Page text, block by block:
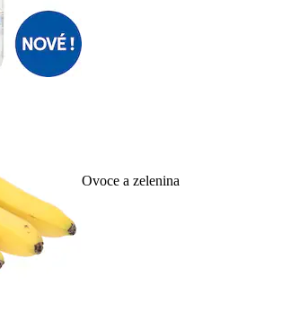
Ovoce a zelenina